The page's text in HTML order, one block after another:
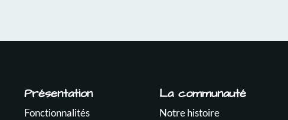
Présentation
Fonctionnalités
La communauté
Notre histoire